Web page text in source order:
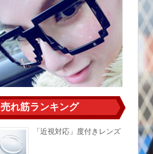
売れ筋ランキング
「近視対応」度付きレンズ